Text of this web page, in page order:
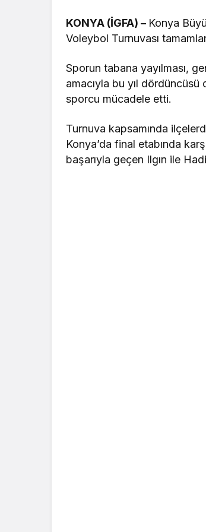
KONYA (İGFA) – Konya
Voleybol Turnuvası
Sporun tabana yayılması,
amacıyla bu yıl
sporcu mücadele etti.
Turnuva kapsamında
Konya’da final etabında
başarıyla geçen Ilgın ile